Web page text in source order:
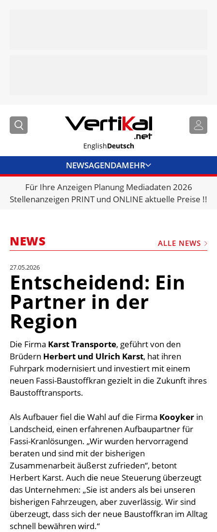
EnglishDeutsch
NEWSAGENDAMEHR
BRANCHENLINKS
VERMIETER
VIDEOS
BIBLIOTHEK
WÄHRUNGSRECHNER
EINHEITENKONVERTER
KONTAKT
Für Ihre Anzeigen Planung Mediadaten 2026
Stellenanzeigen PRINT und ONLINE aktuelle Preise !!
NEWS ALLE NEWS
27.05.2026
Entscheidend: Ein
Partner in der
Region
Die Firma Karst Transporte, geführt von den
Brüdern Herbert und Ulrich Karst, hat ihren
Fuhrpark modernisiert und investiert mit einem
neuen Fassi-Baustoffkran gezielt in die Zukunft ihres
Baustofftransports.
Als Aufbauer fiel die Wahl auf die Firma Kooyker in
Landscheid, einen erfahrenen Aufbaupartner für
Fassi-Kranlösungen. „Wir wurden hervorragend
beraten und sind mit der bisherigen
Zusammenarbeit äußerst zufrieden“, betont
Herbert Karst. Auch die neue Steuerung überzeugt
das Unternehmen: „Sie ist anders als bei unseren
bisherigen Fahrzeugen, aber zuverlässig. Wir sind
überzeugt, dass sich der neue Baustoffkran im Alltag
schnell bewähren wird.“